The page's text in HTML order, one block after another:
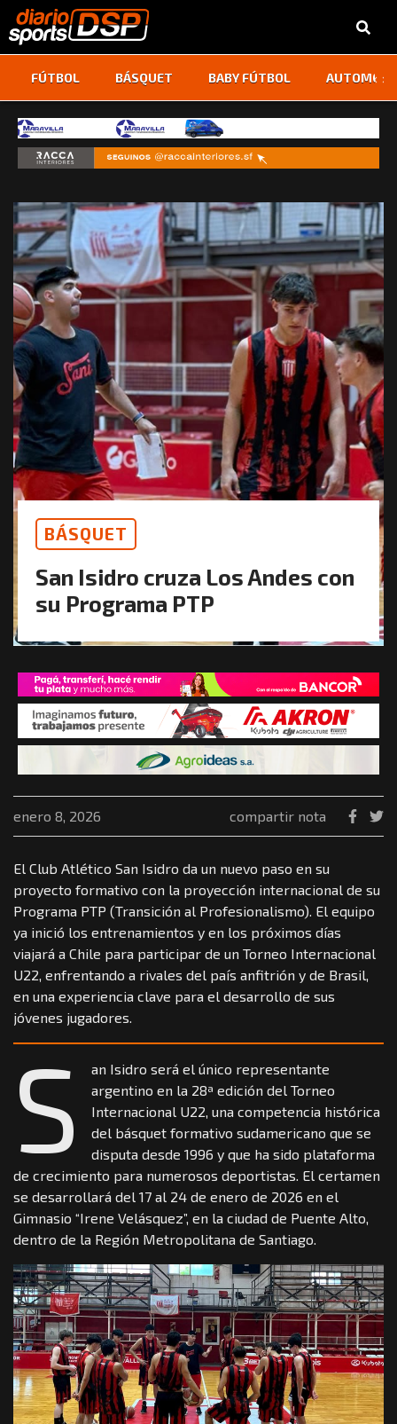
FÚTBOL BÁSQUET BABY FÚTBOL ‹ ›
BÁSQUET
San Isidro cruza Los Andes con
su Programa PTP
enero 8, 2026 compartir nota
El Club Atlético San Isidro da un nuevo paso en su
proyecto formativo con la proyección internacional de su
Programa PTP (Transición al Profesionalismo). El equipo
ya inició los entrenamientos y en los próximos días
viajará a Chile para participar de un Torneo Internacional
U22, enfrentando a rivales del país anfitrión y de Brasil,
en una experiencia clave para el desarrollo de sus
jóvenes jugadores.
S
an Isidro será el único representante
argentino en la 28ª edición del Torneo
Internacional U22, una competencia histórica
del básquet formativo sudamericano que se
disputa desde 1996 y que ha sido plataforma
de crecimiento para numerosos deportistas. El certamen
se desarrollará del 17 al 24 de enero de 2026 en el
Gimnasio “Irene Velásquez”, en la ciudad de Puente Alto,
dentro de la Región Metropolitana de Santiago.